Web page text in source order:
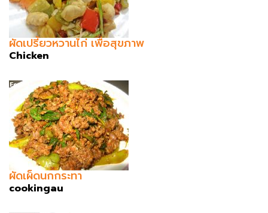
ผัดเปรี้ยวหวานไก่ เพื่อสุขภาพ
Chicken
ผัดเผ็ดนกกระทา
cookingau